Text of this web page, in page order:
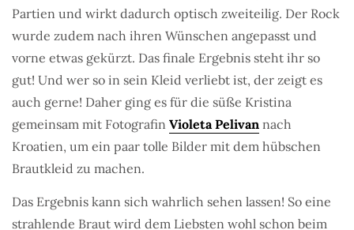
Partien und wirkt dadurch optisch zweiteilig. Der Rock
wurde zudem nach ihren Wünschen angepasst und
vorne etwas gekürzt. Das finale Ergebnis steht ihr so
gut! Und wer so in sein Kleid verliebt ist, der zeigt es
auch gerne! Daher ging es für die süße Kristina
gemeinsam mit Fotografin Violeta Pelivan nach
Kroatien, um ein paar tolle Bilder mit dem hübschen
Brautkleid zu machen.
Das Ergebnis kann sich wahrlich sehen lassen! So eine
strahlende Braut wird dem Liebsten wohl schon beim